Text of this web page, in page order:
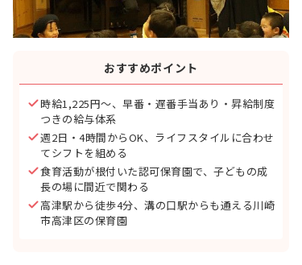
おすすめポイント
時給1,225円〜、早番・遅番手当あり・昇給制度
つきの給与体系
週2日・4時間からOK、ライフスタイルに合わせ
てシフトを組める
食育活動が根付いた認可保育園で、子どもの成
長の場に間近で関わる
高津駅から徒歩4分、溝の口駅からも通える川崎
市高津区の保育園